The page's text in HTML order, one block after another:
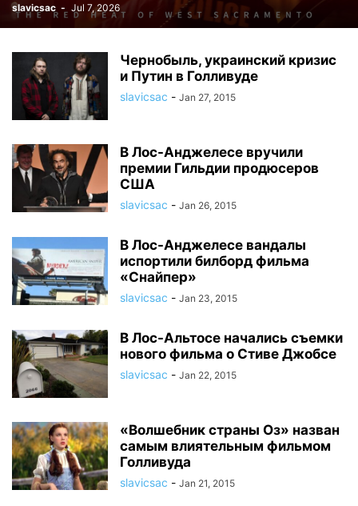
slavicsac - Jul 7, 2026
Чернобыль, украинский кризис
и Путин в Голливуде
slavicsac - Jan 27, 2015
В Лос-Анджелесе вручили
премии Гильдии продюсеров
США
slavicsac - Jan 26, 2015
В Лос-Анджелесе вандалы
испортили билборд фильма
«Снайпер»
slavicsac - Jan 23, 2015
В Лос-Альтосе начались съемки
нового фильма о Стиве Джобсе
slavicsac - Jan 22, 2015
«Волшебник страны Оз» назван
самым влиятельным фильмом
Голливуда
slavicsac - Jan 21, 2015